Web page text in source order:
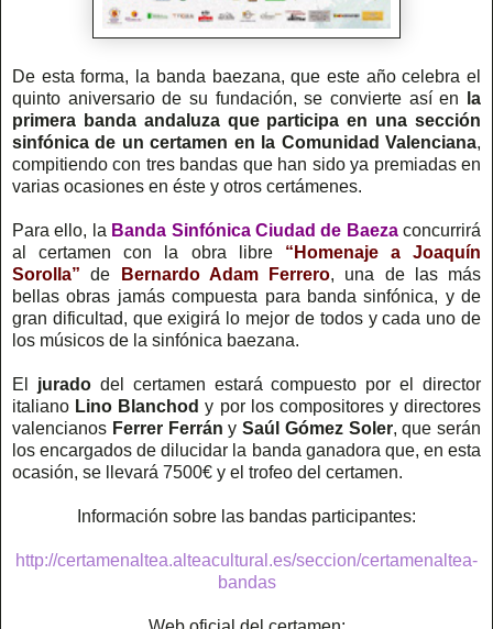
De esta forma, la banda baezana, que este año celebra el
quinto aniversario de su fundación, se convierte así en
la
primera banda andaluza que participa en una sección
sinfónica de un certamen en la Comunidad Valenciana,
compitiendo con tres bandas que han sido ya premiadas en
varias ocasiones en éste y otros certámenes.
Para ello, la Banda Sinfónica Ciudad de Baezaconcurrirá
al certamen con la obra libre “Homenaje a Joaquín
Sorolla”
de Bernardo Adam Ferrero, una de las más
bellas obras jamás compuesta para banda sinfónica, y de
gran dificultad, que exigirá lo mejor de todos y cada uno de
los músicos de la sinfónica baezana.
El juradodel certamen estará compuesto por el director
italiano Lino Blanchod y por los compositores y directores
valencianos Ferrer Ferrán y Saúl Gómez Soler, que serán
los encargados de dilucidar la banda ganadora que, en esta
ocasión, se llevará 7500€ y el trofeo del certamen.
Información sobre las bandas participantes:
http://certamenaltea.alteacultural.es/seccion/certamenaltea-
bandas